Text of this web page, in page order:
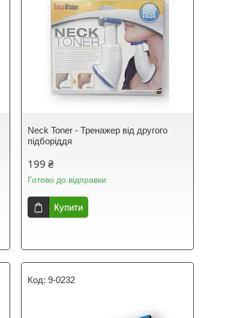
Neck Toner - Тренажер від другого
підборіддя
199 ₴
Готово до відправки
Купити
9-0232